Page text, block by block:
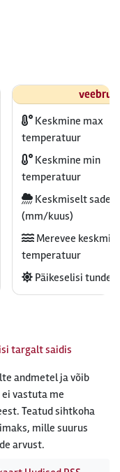
Keskmine max
temperatuur
Keskmine min
temperatuur
Keskmiselt
(mm/kuus)
Merevee
temperatuur
Päikeselisi tunde
targalt saidis
andmetel ja võib
vastuta me
Teatud sihtkoha
mille suurus
arvust.